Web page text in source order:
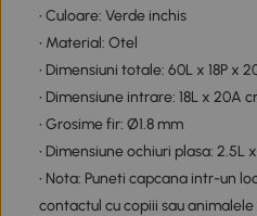
• Culoare: Verde inchis
• Material: Otel
• Dimensiuni totale: 60L x 18P x
• Dimensiune intrare: 18L x 20A
• Grosime fir: Ø1.8 mm
• Dimensiune ochiuri plasa: 2.5L
• Nota: Puneti capcana intr-un
contactul cu copiii sau